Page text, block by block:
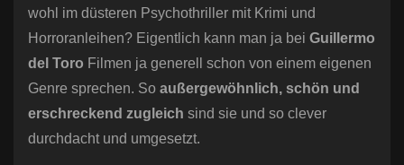
wohl im düsteren Psychothriller mit Krimi und
Horroranleihen? Eigentlich kann man ja bei Guillermo
del Toro Filmen ja generell schon von einem eigenen
Genre sprechen. So außergewöhnlich, schön und
erschreckend zugleich sind sie und so clever
durchdacht und umgesetzt.